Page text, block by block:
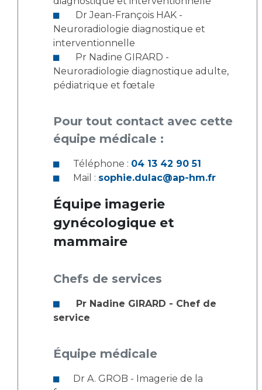
Neuroradiologie diagnostique et
interventionnelle
Neuroradiologie diagnostique adulte,
pédiatrique et fœtale
Pour tout contact avec cette
équipe médicale :
Téléphone : 04 13 42 90 51
Mail : sophie.dulac@ap-hm.fr
Équipe imagerie
gynécologique et
mammaire
Chefs de services
service
Équipe médicale
Dr A. GROB - Imagerie de la